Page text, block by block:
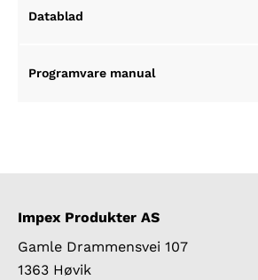
Datablad
Programvare manual
Impex Produkter AS
Gamle Drammensvei 107
1363 Høvik